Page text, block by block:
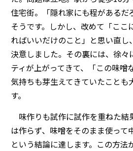
住宅街。「隠れ家にも程があるだ
そうです。しかし、改めて「ここ
ればいいだけのこと」と思い直し
決意しました。その裏には、徐々
ティが上がってきて、「この味噌
気持ちも芽生えてきていたことも
す。
味作りも試作に試作を重ねた結
は作らず、味噌をそのまま使って
という結論に達します。この方法